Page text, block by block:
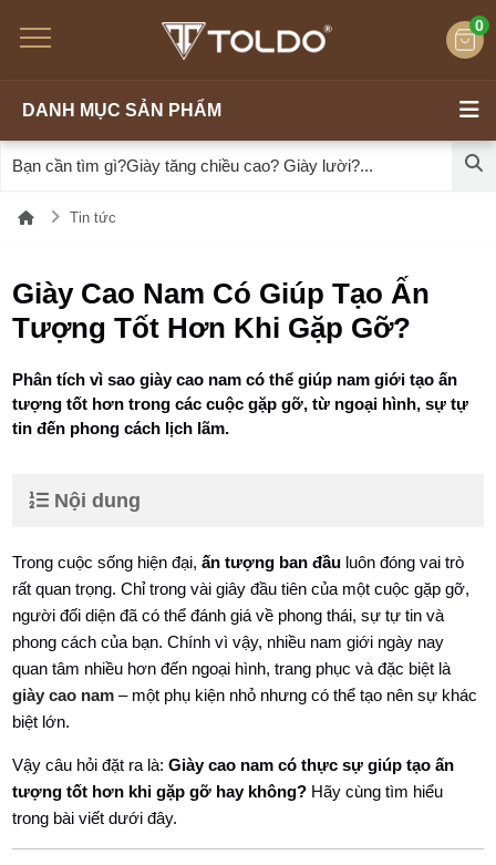
0
DANH MỤC SẢN PHẨM
Tin tức
Giày Cao Nam Có Giúp Tạo Ấn
Tượng Tốt Hơn Khi Gặp Gỡ?
Phân tích vì sao giày cao nam có thể giúp nam giới tạo ấn
tượng tốt hơn trong các cuộc gặp gỡ, từ ngoại hình, sự tự
tin đến phong cách lịch lãm.
Nội dung
Trong cuộc sống hiện đại,ấn tượng ban đầu luôn đóng vai trò
rất quan trọng. Chỉ trong vài giây đầu tiên của một cuộc gặp gỡ,
người đối diện đã có thể đánh giá về phong thái, sự tự tin và
phong cách của bạn. Chính vì vậy, nhiều nam giới ngày nay
quan tâm nhiều hơn đến ngoại hình, trang phục và đặc biệt là
giày cao nam – một phụ kiện nhỏ nhưng có thể tạo nên sự khác
biệt lớn.
Vậy câu hỏi đặt ra là:Giày cao nam có thực sự giúp tạo ấn
tượng tốt hơn khi gặp gỡ hay không? Hãy cùng tìm hiểu
trong bài viết dưới đây.